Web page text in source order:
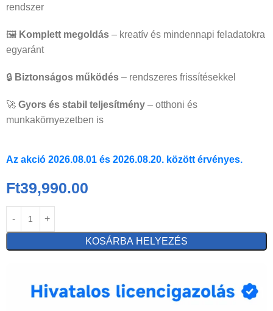
rendszer
🖼️ Komplett megoldás – kreatív és mindennapi feladatokra
egyaránt
🔒 Biztonságos működés – rendszeres frissítésekkel
🚀 Gyors és stabil teljesítmény – otthoni és
munkakörnyezetben is
Az akció 2026.08.01 és 2026.08.20. között érvényes.
Ft39,990.00
KOSÁRBA HELYEZÉS